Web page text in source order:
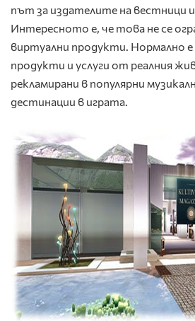
път за издателите на вестници и
Интересното е, че това не се
виртуални продукти. Нормално е
продукти и услуги от реалния
рекламирани в популярни
дестинации в играта.